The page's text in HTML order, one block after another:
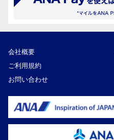
会社概要
ご利用規約
お問い合わせ